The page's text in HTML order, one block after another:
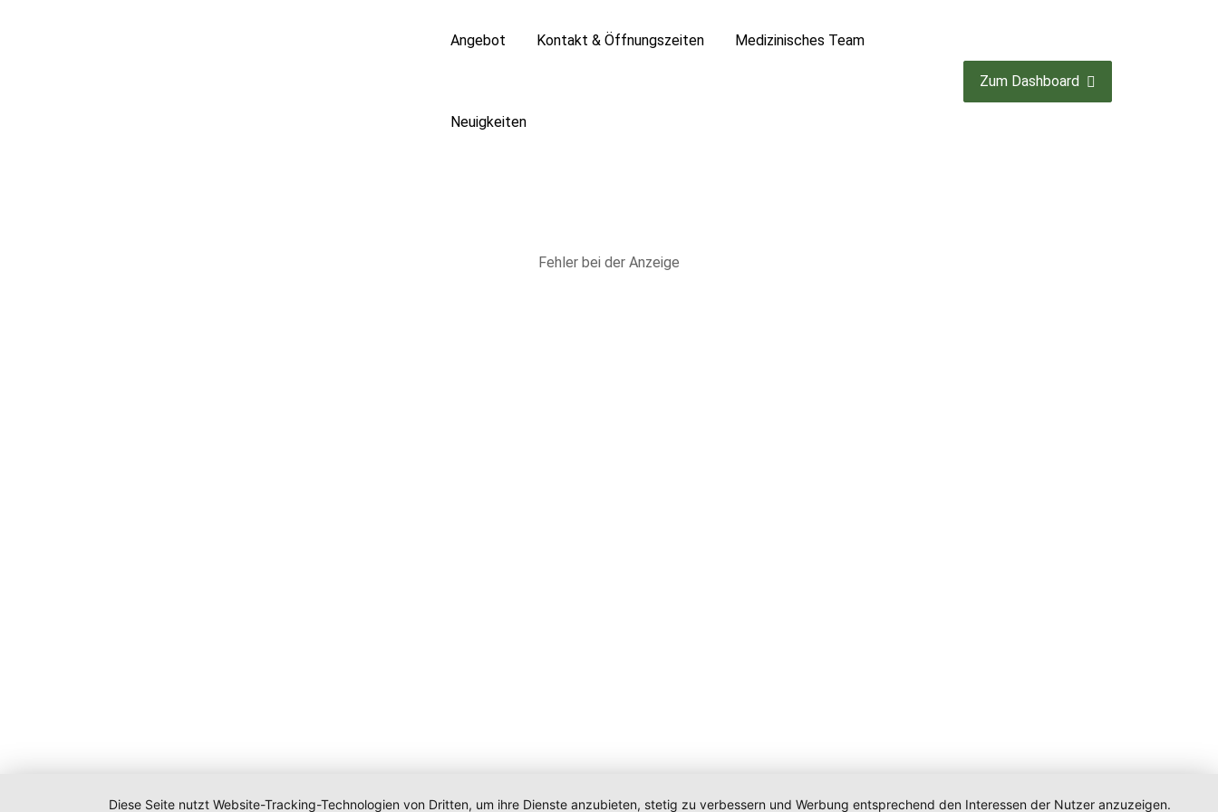
Angebot Kontakt & Öffnungszeiten Medizinisches Team
Neuigkeiten
Zum Dashboard
Fehler bei der Anzeige
Diese Seite nutzt Website-Tracking-Technologien von Dritten, um ihre Dienste anzubieten, stetig zu verbessern und Werbung entsprechend den Interessen der Nutzer anzuzeigen.